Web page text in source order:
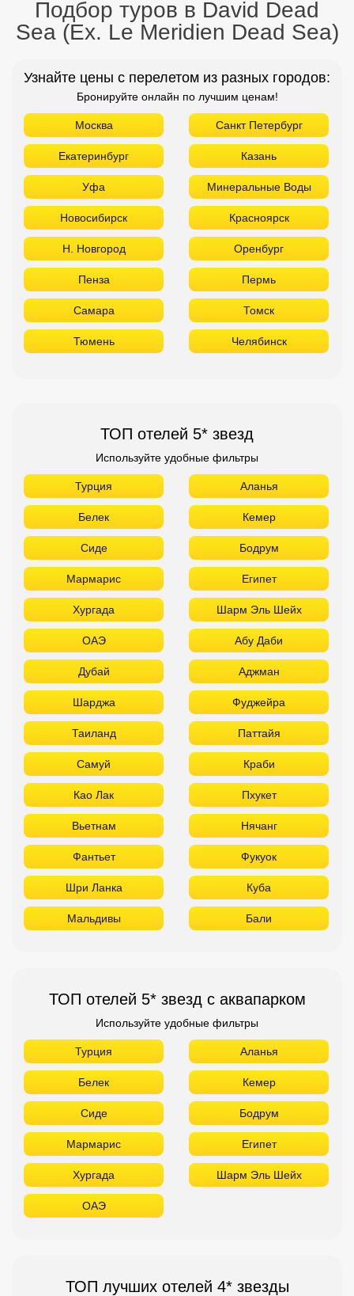
Подбор туров в David Dead
Sea (Ex. Le Meridien Dead Sea)
Узнайте цены с перелетом из разных городов:
Бронируйте онлайн по лучшим ценам!
Москва Санкт Петербург
Екатеринбург Казань
Уфа Минеральные Воды
Новосибирск Красноярск
Н. Новгород Оренбург
Пенза Пермь
Самара Томск
Тюмень Челябинск
ТОП отелей 5* звезд
Используйте удобные фильтры
Турция Аланья
Белек Кемер
Сиде Бодрум
Мармарис Египет
Хургада Шарм Эль Шейх
ОАЭ Абу Даби
Дубай Аджман
Шарджа Фуджейра
Таиланд Паттайя
Самуй Краби
Као Лак Пхукет
Вьетнам Нячанг
Фантьет Фукуок
Шри Ланка Куба
Мальдивы Бали
ТОП отелей 5* звезд с аквапарком
Используйте удобные фильтры
Турция Аланья
Белек Кемер
Сиде Бодрум
Мармарис Египет
Хургада Шарм Эль Шейх
ОАЭ
ТОП лучших отелей 4* звезды